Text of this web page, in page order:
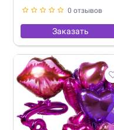
0 отзывов
Заказать